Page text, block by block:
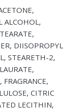
ALCOHOL,
DIISOPROPYL
STEARETH-2,
CITRIC
LECITHIN,